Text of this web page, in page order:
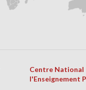
Centre National
l'Enseignement